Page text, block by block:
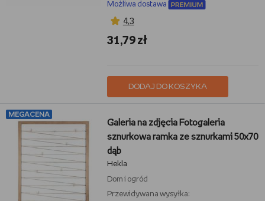
Możliwa dostawa
4,3
31,79 zł
DODAJ DO KOSZYKA
MEGACENA
Galeria na zdjęcia Fotogaleria
sznurkowa ramka ze sznurkami 50x70
dąb
Hekla
Dom i ogród
Przewidywana wysyłka: